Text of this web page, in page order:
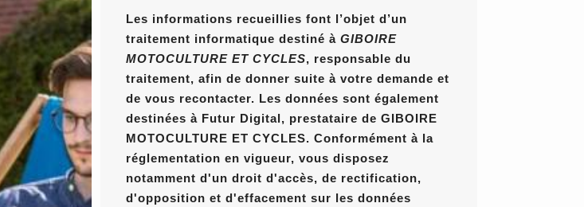
Les informations recueillies font l’objet d’un
traitement informatique destiné àGIBOIRE
MOTOCULTURE ET CYCLES, responsable du
traitement, afin de donner suite à votre demande et
de vous recontacter. Les données sont également
destinées à Futur Digital, prestataire de GIBOIRE
MOTOCULTURE ET CYCLES. Conformément à la
réglementation en vigueur, vous disposez
notamment d'un droit d'accès, de rectification,
d'opposition et d'effacement sur les données